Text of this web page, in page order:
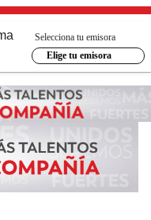
Selecciona tu emisora
Elige tu emisora